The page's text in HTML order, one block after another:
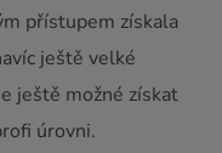
přístupem získala
ještě velké
ještě možné získat
úrovni.